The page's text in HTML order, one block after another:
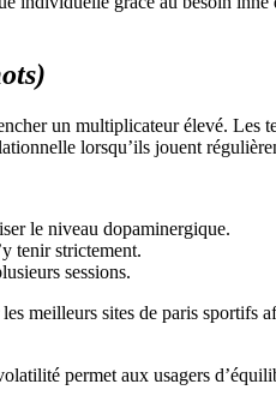
un multiplicateur élevé. Les
lorsqu’ils jouent
le niveau dopaminergique.
tenir strictement.
sessions.
meilleurs sites de paris sportifs
permet aux usagers